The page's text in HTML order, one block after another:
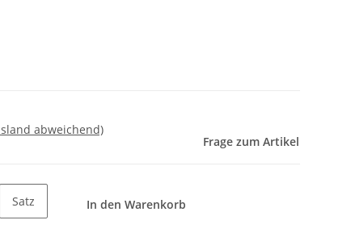
abweichend)
Frage zum Artikel
Satz In den Warenkorb